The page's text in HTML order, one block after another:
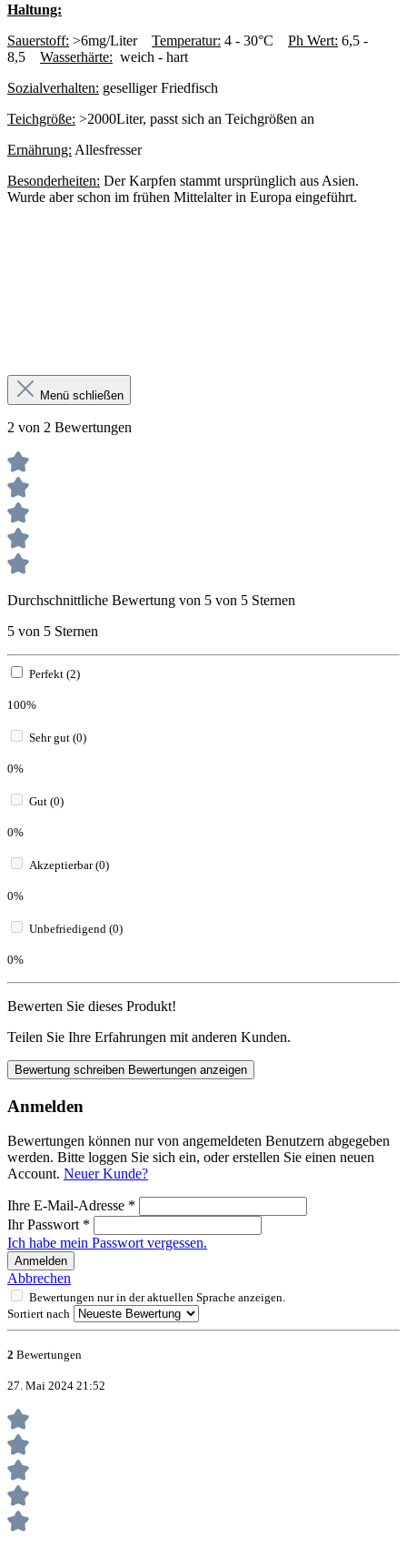
Haltung:
Sauerstoff: >6mg/Liter Temperatur: 4 - 30°C Ph Wert: 6,5 -
8,5 Wasserhärte: weich - hart
Sozialverhalten: geselliger Friedfisch
Teichgröße: >2000Liter, passt sich an Teichgrößen an
Ernährung: Allesfresser
Besonderheiten: Der Karpfen stammt ursprünglich aus Asien.
Wurde aber schon im frühen Mittelalter in Europa eingeführt.
Menü schließen
2 von 2 Bewertungen
Durchschnittliche Bewertung von 5 von 5 Sternen
5 von 5 Sternen
Perfekt (2)
100%
Sehr gut (0)
0%
Gut (0)
0%
Akzeptierbar (0)
0%
Unbefriedigend (0)
0%
Bewerten Sie dieses Produkt!
Teilen Sie Ihre Erfahrungen mit anderen Kunden.
Bewertung schreiben Bewertungen anzeigen
Anmelden
Bewertungen können nur von angemeldeten Benutzern abgegeben
werden. Bitte loggen Sie sich ein, oder erstellen Sie einen neuen
Account. Neuer Kunde?
Ihre E-Mail-Adresse *
Ihr Passwort *
Ich habe mein Passwort vergessen.
Anmelden
Abbrechen
Bewertungen nur in der aktuellen Sprache anzeigen.
Sortiert nach
2 Bewertungen
27. Mai 2024 21:52